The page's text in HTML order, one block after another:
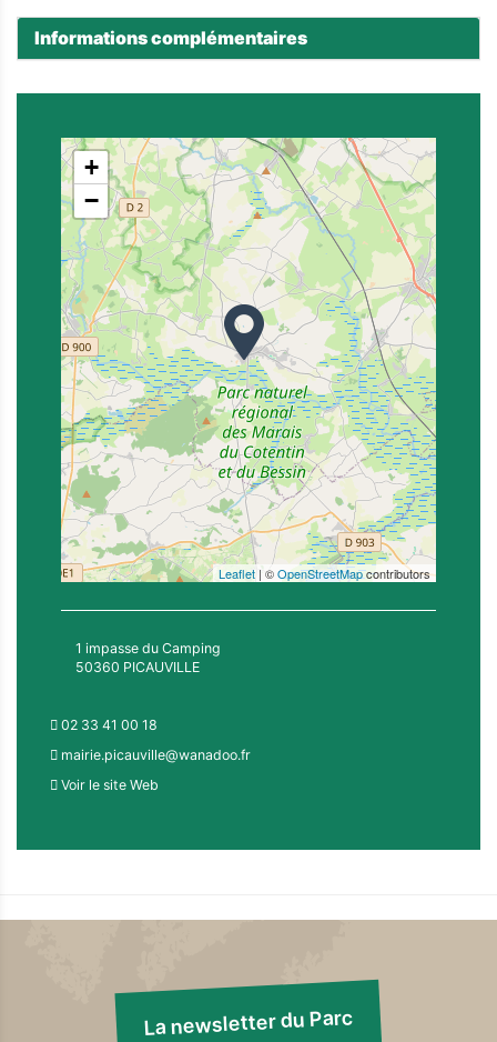
Informations complémentaires
+
−
Leaflet | ©OpenStreetMapcontributors
1 impasse du Camping
50360 PICAUVILLE
02 33 41 00 18
mairie.picauville@wanadoo.fr
Voir le site Web
La newsletter du Parc